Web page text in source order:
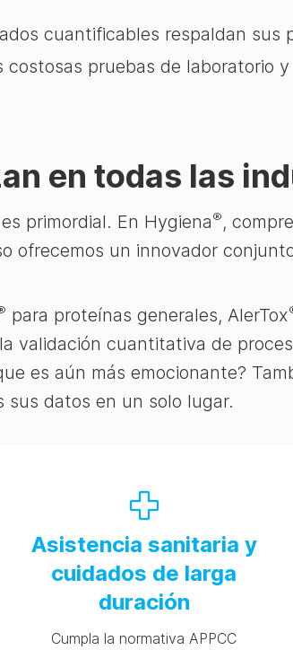
cuantificables respaldan sus
costosas pruebas de laboratorio
en todas las
primordial. En Hygiena®,
ofrecemos un innovador
para proteínas generales, AlerTox
validación cuantitativa de
es aún más emocionante?
sus datos en un solo lugar.
Asistencia sanitaria y
cuidados de larga
duración
Cumpla la normativa APPCC